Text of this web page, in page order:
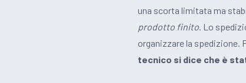
una scorta limitata ma
prodotto finito. Lo
organizzare la spedizione.
tecnico si dice che è